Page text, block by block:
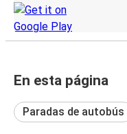
En esta página
Paradas de autobús